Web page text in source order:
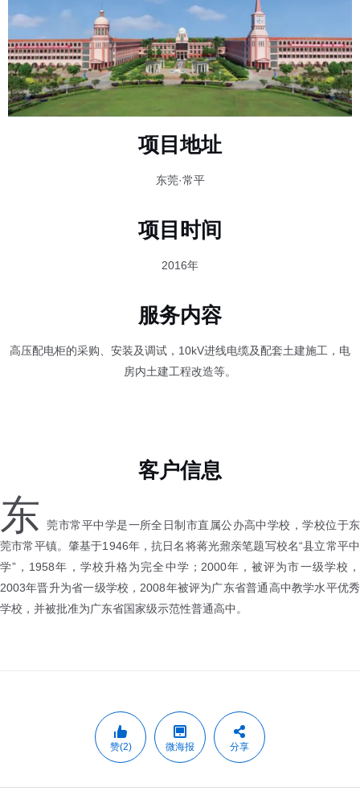
项目地址
东莞·常平
项目时间
2016年
服务内容
高压配电柜的采购、安装及调试，10kV进线电缆及配套土建施工，电
房内土建工程改造等。
客户信息
东
莞市常平中学是一所全日制市直属公办高中学校，学校位于东
莞市常平镇。肇基于1946年，抗日名将蒋光鼐亲笔题写校名“县立常平中
学”，1958年，学校升格为完全中学；2000年，被评为市一级学校，
2003年晋升为省一级学校，2008年被评为广东省普通高中教学水平优秀
学校，并被批准为广东省国家级示范性普通高中。
赞(2) 微海报 分享